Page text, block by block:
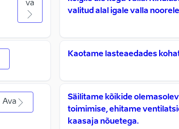
va
valitud alal igale valla
Kaotame lasteaedades
Ava
Säilitame kõikide
toimimise, ehitame
kaasaja nõuetega.